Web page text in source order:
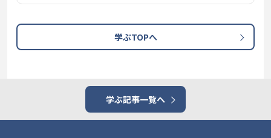
学ぶTOPへ
学ぶ記事一覧へ